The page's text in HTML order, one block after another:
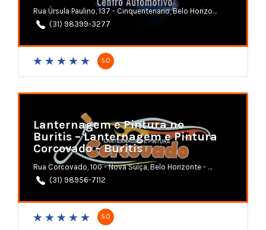
Rua Úrsula Paulino, 137 - Cinquentenario, Belo Horizonte - MG
(31) 98399-3277
5.0
Lanternagem e Pintura no
Buritis – Lanternagem e Pintura
Corcovado – Buritis
Rua Corcovado, 100 - Nova Suíça, Belo Horizonte - MG
(31) 98956-7112
5.0